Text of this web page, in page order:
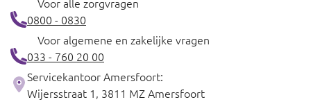
0800 - 0830
Voor algemene en zakelijke vragen
033 - 760 20 00
Servicekantoor Amersfoort:
Wijersstraat 1, 3811 MZ Amersfoort